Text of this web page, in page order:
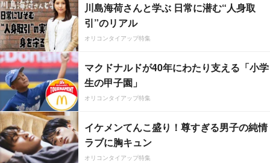
川島海荷さんと学ぶ 日常に潜む“人身取
引”のリアル
オリコンタイアップ特集
マクドナルドが40年にわたり支える「小学
生の甲子園」
オリコンタイアップ特集
イケメンてんこ盛り！尊すぎる男子の純情
ラブに胸キュン
オリコンタイアップ特集